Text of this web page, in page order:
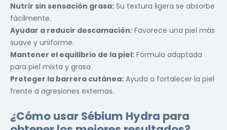
Nutrir sin sensación grasa: Su textura ligera se absorbe
fácilmente.
Ayudar a reducir descamación: Favorece una piel más
suave y uniforme.
Mantener el equilibrio de la piel: Fórmula adaptada
para piel mixta y grasa.
Proteger la barrera cutánea: Ayuda a fortalecer la piel
frente a agresiones externas.
¿Cómo usar Sébium Hydra para